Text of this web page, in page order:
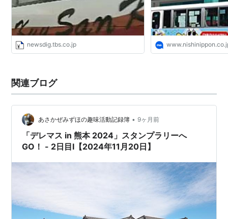
newsdig.tbs.co.jp
関連ブログ
あさかぜみずほの趣味活動記録簿 • 9ヶ月前
「デレマス in 熊本 2024」スタンプラリーへ
GO！ - 2日目I【2024年11月20日】